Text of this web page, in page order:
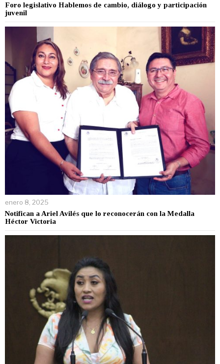
Foro legislativo Hablemos de cambio, diálogo y participación
juvenil
enero 8, 2025
Notifican a Ariel Avilés que lo reconocerán con la Medalla
Héctor Victoria